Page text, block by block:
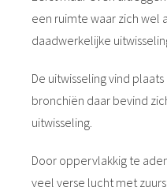
een ruimte waar zich wel
daadwerkelijke
De uitwisseling vind
bronchiën daar bevind
uitwisseling.
Door oppervlakkig te
veel verse lucht met